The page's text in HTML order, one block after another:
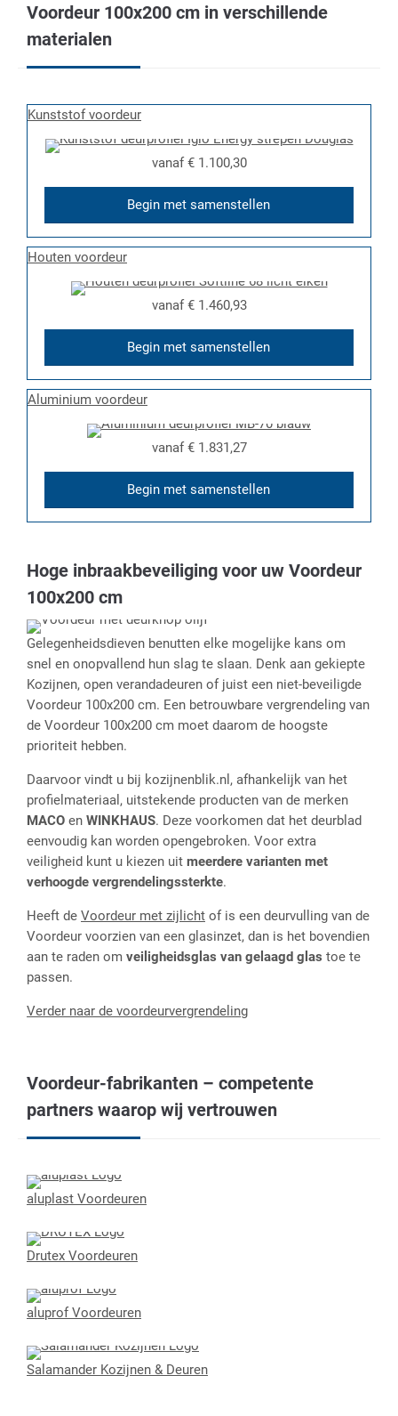
Voordeur 100x200 cm in verschillende
materialen
Kunststof voordeur
vanaf€ 1.100,30
Begin met samenstellen
Houten voordeur
vanaf€ 1.460,93
Begin met samenstellen
Aluminium voordeur
vanaf€ 1.831,27
Begin met samenstellen
Hoge inbraakbeveiliging voor uw Voordeur
100x200 cm
Gelegenheidsdieven benutten elke mogelijke kans om
snel en onopvallend hun slag te slaan. Denk aan gekiepte
Kozijnen, open verandadeuren of juist een niet-beveiligde
Voordeur 100x200 cm. Een betrouwbare vergrendeling van
de Voordeur 100x200 cm moet daarom de hoogste
prioriteit hebben.
Daarvoor vindt u bij kozijnenblik.nl, afhankelijk van het
profielmateriaal, uitstekende producten van de merken
MACO en WINKHAUS. Deze voorkomen dat het deurblad
eenvoudig kan worden opengebroken. Voor extra
veiligheid kunt u kiezen uit meerdere varianten met
verhoogde vergrendelingssterkte.
Heeft de Voordeur met zijlicht of is een deurvulling van de
Voordeur voorzien van een glasinzet, dan is het bovendien
aan te raden om veiligheidsglas van gelaagd glas toe te
passen.
Verder naar de voordeurvergrendeling
Voordeur-fabrikanten – competente
partners waarop wij vertrouwen
aluplast Voordeuren
Drutex Voordeuren
aluprof Voordeuren
Salamander Kozijnen & Deuren